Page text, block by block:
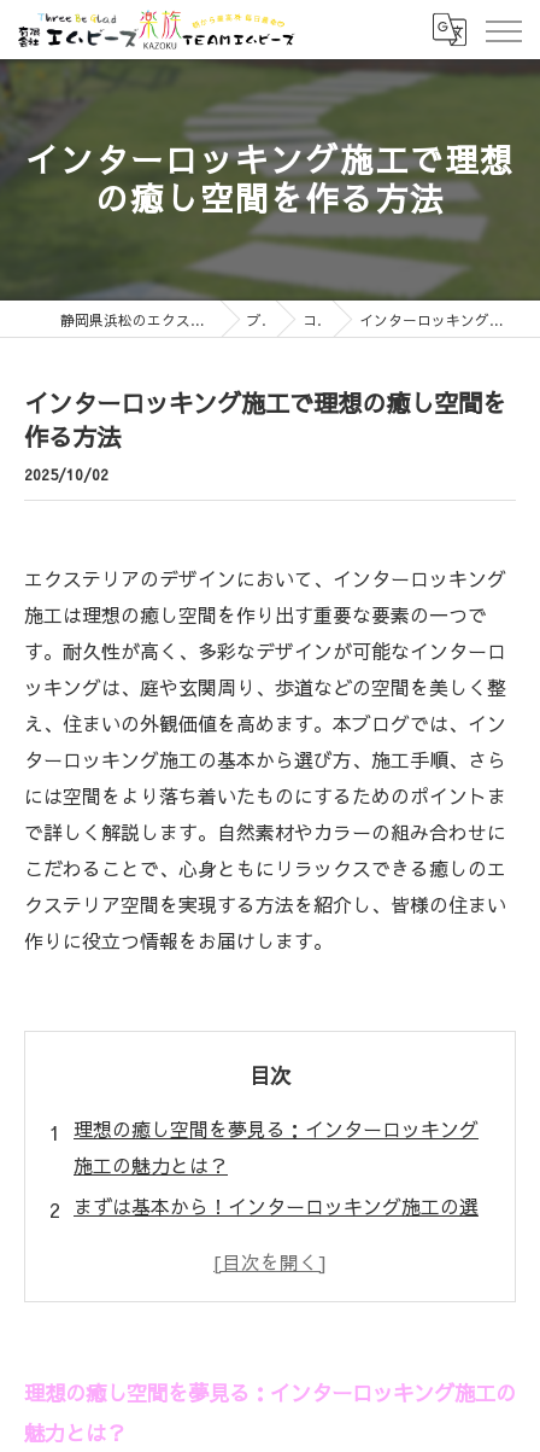
インターロッキング施工で理想
の癒し空間を作る方法
静岡県浜松のエクステリアなら有限会社エムビーズ ブログ コラム インターロッキング施工で理想の癒し空間を作る方法
インターロッキング施工で理想の癒し空間を
作る方法
2025/10/02
エクステリアのデザインにおいて、インターロッキング
施工は理想の癒し空間を作り出す重要な要素の一つで
す。耐久性が高く、多彩なデザインが可能なインターロ
ッキングは、庭や玄関周り、歩道などの空間を美しく整
え、住まいの外観価値を高めます。本ブログでは、イン
ターロッキング施工の基本から選び方、施工手順、さら
には空間をより落ち着いたものにするためのポイントま
で詳しく解説します。自然素材やカラーの組み合わせに
こだわることで、心身ともにリラックスできる癒しのエ
クステリア空間を実現する方法を紹介し、皆様の住まい
作りに役立つ情報をお届けします。
目次
理想の癒し空間を夢見る：インターロッキング
施工の魅力とは？
まずは基本から！インターロッキング施工の選
合わせ術
完成後の空間で得られるくつろぎ効果とメンテ
理想の癒し空間を夢見る：インターロッキング施工の
魅力とは？